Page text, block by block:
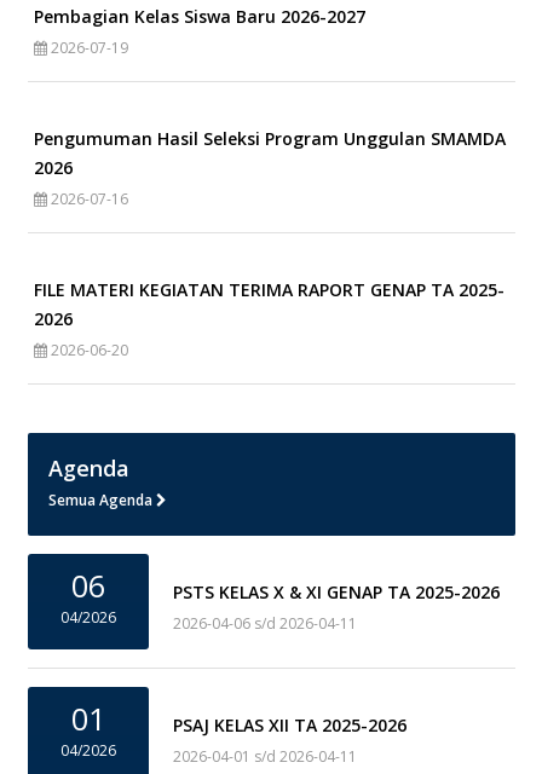
Pembagian Kelas Siswa Baru 2026-2027
2026-07-19
Pengumuman Hasil Seleksi Program Unggulan SMAMDA
2026
2026-07-16
FILE MATERI KEGIATAN TERIMA RAPORT GENAP TA 2025-
2026
2026-06-20
Agenda
Semua Agenda
06
04/2026
PSTS KELAS X & XI GENAP TA 2025-2026
2026-04-06 s/d 2026-04-11
01
04/2026
PSAJ KELAS XII TA 2025-2026
2026-04-01 s/d 2026-04-11